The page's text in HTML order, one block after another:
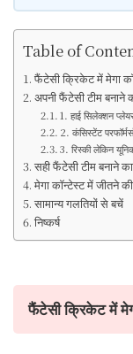
Table of
फैंटेसी क्रिकेट में मेगा
अपनी फैंटेसी टीम बनाने
1. हाई सिलेक्शन
2. कंसिस्टेंट
3. रिस्की लेकिन
सही फैंटेसी टीम बनाने का
मेगा कॉन्टेस्ट में जीतने
सामान्य गलतियों से बचें
निष्कर्ष
फैंटेसी क्रिकेट में